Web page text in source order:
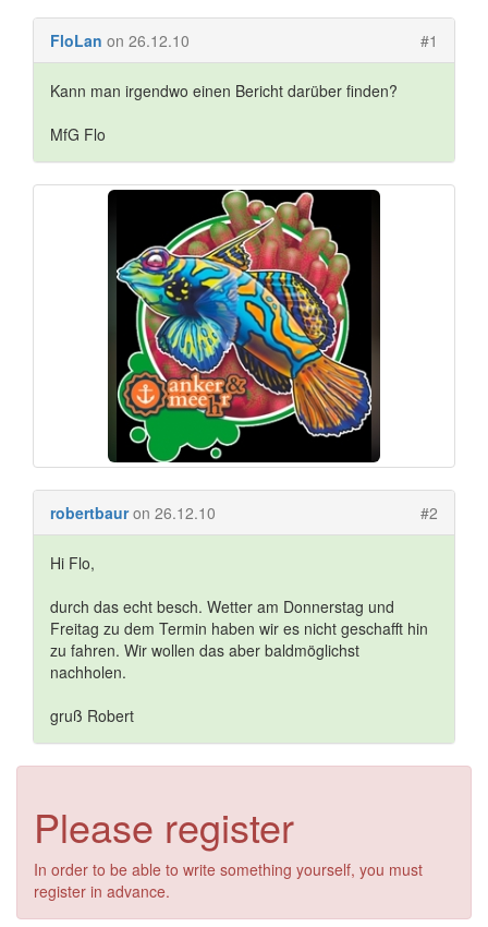
FloLan on 26.12.10 #1
Kann man irgendwo einen Bericht darüber finden?
MfG Flo
robertbaur on 26.12.10 #2
Hi Flo,
durch das echt besch. Wetter am Donnerstag und
Freitag zu dem Termin haben wir es nicht geschafft hin
zu fahren. Wir wollen das aber baldmöglichst
nachholen.
gruß Robert
Please register
In order to be able to write something yourself, you must
register in advance.